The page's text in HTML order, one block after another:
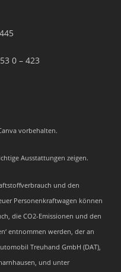
0 – 423
vorbehalten.
Ausstattungen zeigen.
und den
Personenkraftwagen können
die CO2-Emissionen und den
entnommen werden, der an
Treuhand GmbH (DAT),
und unter